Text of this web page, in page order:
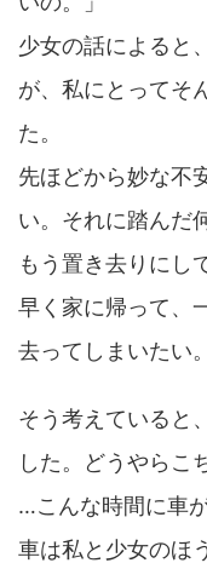
少女の話によると
が、私にとってそ
た。
先ほどから妙な不
い。それに踏んだ
もう置き去りにし
早く家に帰って、
去ってしまいたい。
そう考えていると
した。どうやらこ
…こんな時間に車
車は私と少女のほ